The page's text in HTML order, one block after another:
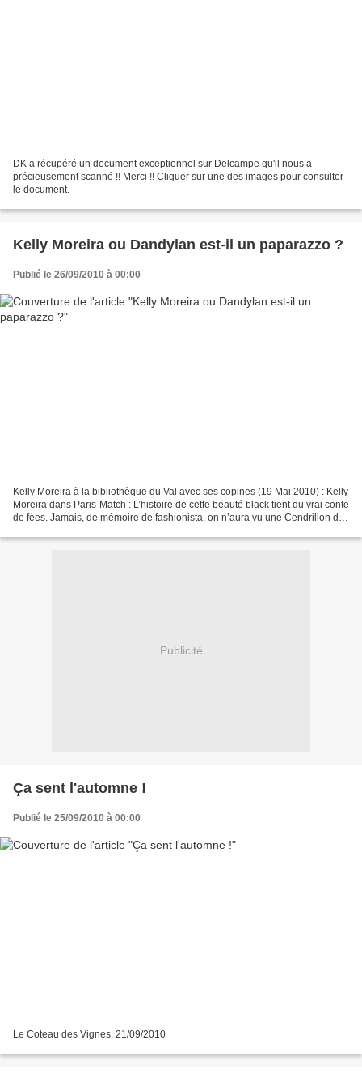
DK a récupéré un document exceptionnel sur Delcampe qu'il nous a
précieusement scanné !! Merci !! Cliquer sur une des images pour consulter
le document.
Kelly Moreira ou Dandylan est-il un paparazzo ?
Publié le 26/09/2010 à 00:00
Kelly Moreira à la bibliothèque du Val avec ses copines (19 Mai 2010) : Kelly
Moreira dans Paris-Match : L’histoire de cette beauté black tient du vrai conte
de fées. Jamais, de mémoire de fashionista, on n’aura vu une Cendrillon de
Publicité
Ça sent l'automne !
Publié le 25/09/2010 à 00:00
Le Coteau des Vignes. 21/09/2010